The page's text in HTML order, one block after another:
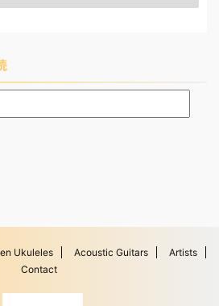
Ukuleles Acoustic Guitars
Artists
Contact